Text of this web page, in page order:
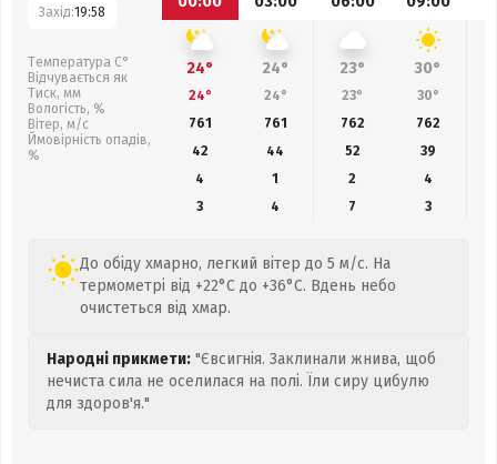
Захід:19:58
Температура С°
Відчувається як
Тиск, мм
Вологість, %
Вітер, м/с
Ймовірність опадів,
%
24° 24° 23° 30°
24° 24° 23° 30°
761
761 762 762
42
44 52 39
4
1 2
4
3
4 7 3
До обіду хмарно, легкий вітер до 5 м/с. На
термометрі від +22°C до +36°C. Вдень небо
очистеться від хмар.
Народні прикмети: "Євсигнія. Заклинали жнива, щоб
нечиста сила не оселилася на полі. Їли сиру цибулю
для здоров'я."